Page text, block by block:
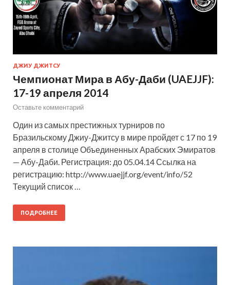
ДЖИУ ДЖИТСУ
Чемпионат Мира в Абу-Даби (UAEJJF):
17-19 апреля 2014
Оставьте комментарий
Один из самых престижных турниров по
Бразильскому Джиу-Джитсу в мире пройдет с 17 по 19
апреля в столице Объединенных Арабских Эмиратов
— Абу-Даби. Регистрация: до 05.04.14 Ссылка на
регистрацию: http://www.uaejjf.org/event/info/52
Текущий список …
ПОДРОБНЕЕ